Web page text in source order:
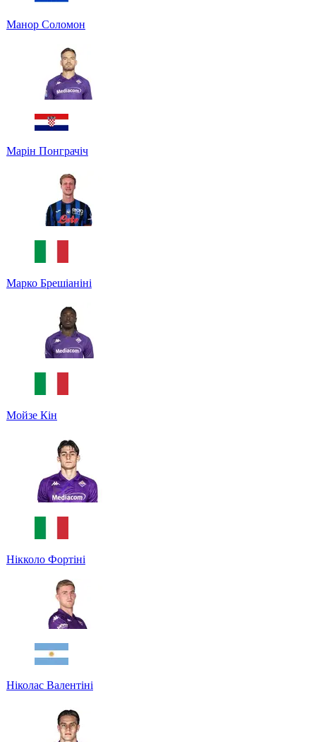
Манор Соломон
Марін Понграчіч
Марко Брешіаніні
Мойзе Кін
Нікколо Фортіні
Ніколас Валентіні